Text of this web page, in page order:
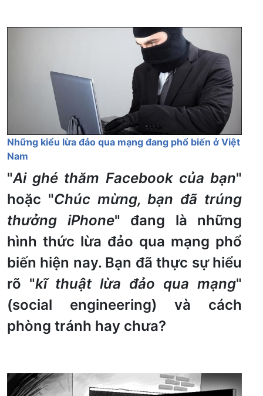
Những kiểu lừa đảo qua mạng đang phổ biến ở Việt
Nam
"Ai ghé thăm Facebook của bạn"
hoặc "Chúc mừng, bạn đã trúng
thưởng iPhone" đang là những
hình thức lừa đảo qua mạng phổ
biến hiện nay. Bạn đã thực sự hiểu
rõ "kĩ thuật lừa đảo qua mạng"
(social engineering) và cách
phòng tránh hay chưa?